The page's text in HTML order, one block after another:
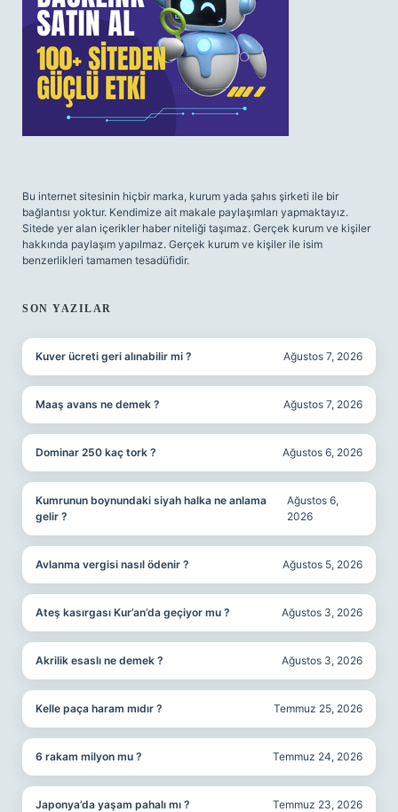
Bu internet sitesinin hiçbir marka, kurum yada şahıs şirketi ile bir
bağlantısı yoktur. Kendimize ait makale paylaşımları yapmaktayız.
Sitede yer alan içerikler haber niteliği taşımaz. Gerçek kurum ve kişiler
hakkında paylaşım yapılmaz. Gerçek kurum ve kişiler ile isim
benzerlikleri tamamen tesadüfidir.
SON YAZILAR
Kuver ücreti geri alınabilir mi ? Ağustos 7, 2026
Maaş avans ne demek ? Ağustos 7, 2026
Dominar 250 kaç tork ? Ağustos 6, 2026
Kumrunun boynundaki siyah halka ne anlama
gelir ?
Ağustos 6,
2026
Avlanma vergisi nasıl ödenir ? Ağustos 5, 2026
Ateş kasırgası Kur’an’da geçiyor mu ? Ağustos 3, 2026
Akrilik esaslı ne demek ? Ağustos 3, 2026
Kelle paça haram mıdır ? Temmuz 25, 2026
6 rakam milyon mu ? Temmuz 24, 2026
Japonya’da yaşam pahalı mı ? Temmuz 23, 2026